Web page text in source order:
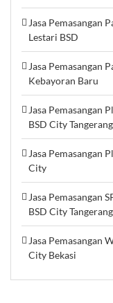
Jasa Pemasangan
Lestari BSD
Jasa Pemasangan
Kebayoran Baru
Jasa Pemasangan
BSD City
Jasa Pemasangan
City
Jasa Pemasangan
BSD City
Jasa Pemasangan
City Bekasi